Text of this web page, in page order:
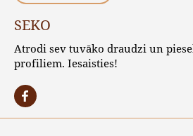
SEKO
Atrodi sev tuvāko draudzi un
profiliem. Iesaisties!